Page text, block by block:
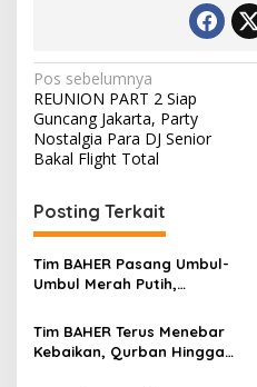
Navigasi
pos
Pos sebelumnya
REUNION PART 2 Siap
Guncang Jakarta, Party
Nostalgia Para DJ Senior
Bakal Flight Total
Posting Terkait
Tim BAHER Pasang Umbul-
Umbul Merah Putih,
Kemerdekaan RI ke-81
Tim BAHER Terus Menebar
Kebaikan, Qurban Hingga